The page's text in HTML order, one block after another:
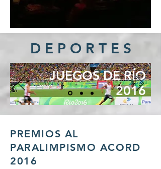
D E P O R T E S
JUEGOS DE RÍO
2016
PREMIOS AL
PARALIMPISMO ACORD
2016